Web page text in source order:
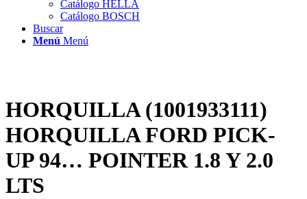
Catálogo HELLA
Catálogo BOSCH
Buscar
Menú Menú
HORQUILLA (1001933111)
HORQUILLA FORD PICK-
UP 94… POINTER 1.8 Y 2.0
LTS